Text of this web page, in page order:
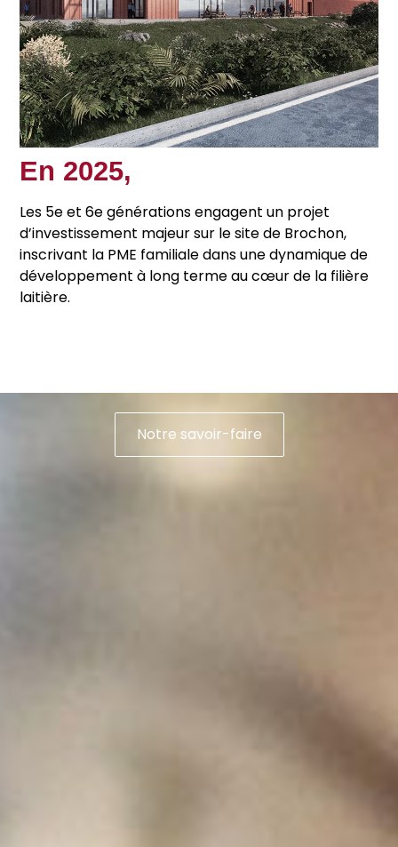
En 2025,
Les 5e et 6e générations engagent un projet
d’investissement majeur sur le site de Brochon,
inscrivant la PME familiale dans une dynamique de
développement à long terme au cœur de la filière
laitière.
Notre savoir-faire